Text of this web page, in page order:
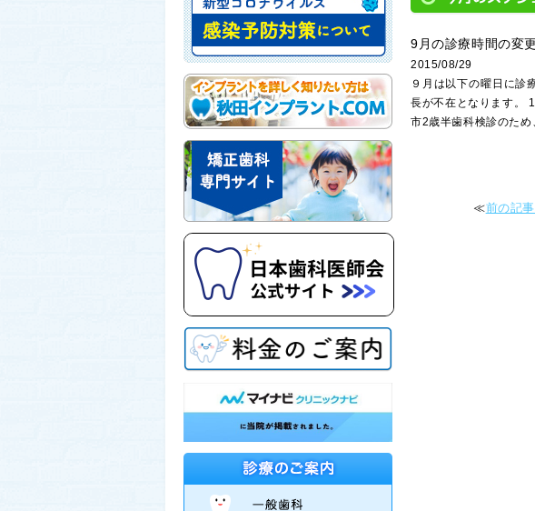
9月の診療時間の変更
2015/08/29
９月は以下の曜日に
長が不在となります
市2歳半歯科検診のため
≪前の記